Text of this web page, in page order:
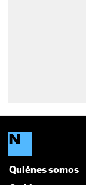
Quiénes somos